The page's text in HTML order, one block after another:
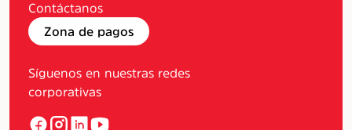
Contáctanos
Zona de pagos
Síguenos en nuestras redes
corporativas